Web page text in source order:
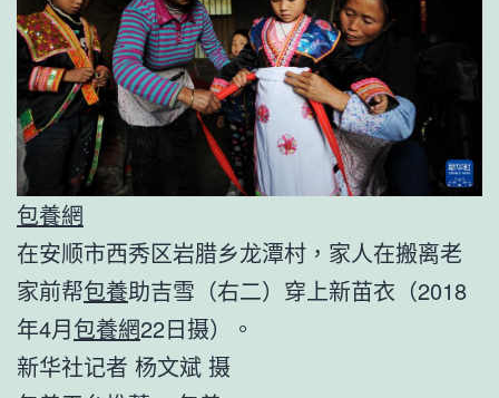
包養網
在安顺市西秀区岩腊乡龙潭村，家人在搬离老
家前帮包養助吉雪（右二）穿上新苗衣（2018
年4月包養網22日摄）。
新华社记者 杨文斌 摄